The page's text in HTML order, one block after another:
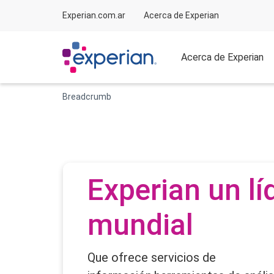
Experian.com.ar Acerca de Experian
Acerca de Experian
Breadcrumb
Experian un
mundial
Que ofrece servicios de